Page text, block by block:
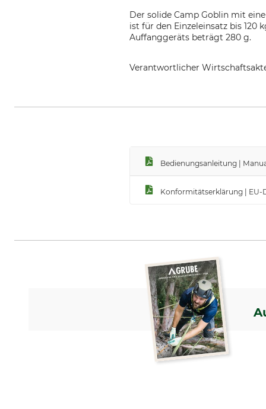
Der solide Camp Goblin mit
ist für den Einzeleinsatz bis
Auffanggeräts beträgt 280 g.
Verantwortlicher
Bedienungsanleitung |
Konformitätserklärung | EU-